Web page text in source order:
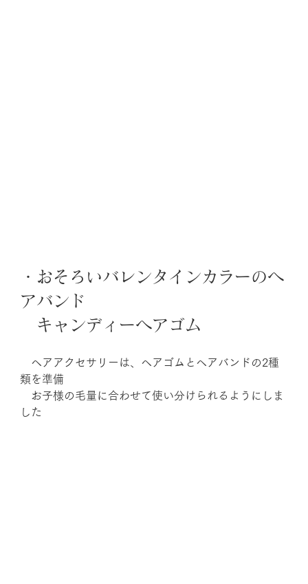
・おそろいバレンタインカラーのヘ
アバンド
キャンディーヘアゴム
ヘアアクセサリーは、ヘアゴムとヘアバンドの2種
類を準備
お子様の毛量に合わせて使い分けられるようにしま
した